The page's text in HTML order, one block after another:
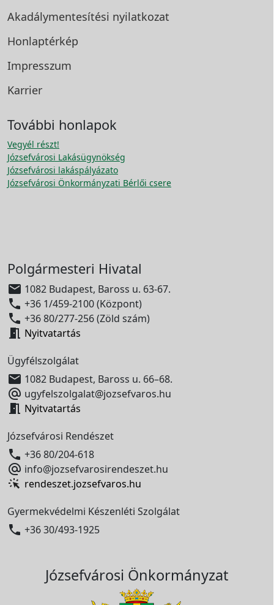
Akadálymentesítési nyilatkozat
Honlaptérkép
Impresszum
Karrier
További honlapok
Vegyél részt!
Józsefvárosi Lakásügynökség
Józsefvárosi lakáspályázato
Józsefvárosi Önkormányzati Bérlői csere
Polgármesteri Hivatal
 1082 Budapest, Baross u. 63-67.
 +36 1/459-2100 (Központ)
 +36 80/277-256 (Zöld szám)
 Nyitvatartás
Ügyfélszolgálat
 1082 Budapest, Baross u. 66–68.
 ugyfelszolgalat@jozsefvaros.hu
 Nyitvatartás
Józsefvárosi Rendészet
 +36 80/204-618
 info@jozsefvarosirendeszet.hu
rendeszet.jozsefvaros.hu
Gyermekvédelmi Készenléti Szolgálat
 +36 30/493-1925
Józsefvárosi Önkormányzat